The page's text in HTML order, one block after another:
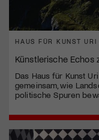
HAUS FÜR KUNST
Künstlerische Echos
Das Haus für Kunst
gemeinsam, wie
politische Spuren